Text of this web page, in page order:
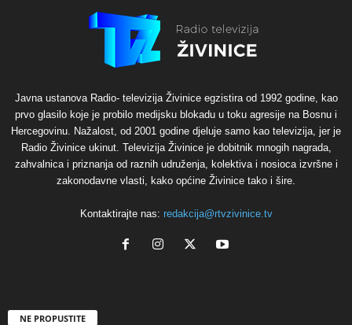
Javna ustanova Radio- televizija Živinice egzistira od 1992 godine, kao
prvo glasilo koje je probilo medijsku blokadu u toku agresije na Bosnu i
Hercegovinu. Nažalost, od 2001 godine djeluje samo kao televizija, jer je
Radio Živinice ukinut. Televizija Živinice je dobitnik mnogih nagrada,
zahvalnica i priznanja od raznih udruženja, kolektiva i nosioca izvršne i
zakonodavne vlasti, kako općine Živinice tako i šire.
Kontaktirajte nas: redakcija@rtvzivinice.tv
NE PROPUSTITE